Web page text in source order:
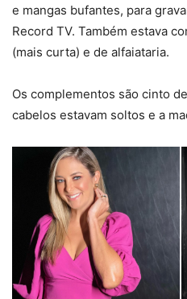
e mangas bufantes, para
Record TV. Também estava
(mais curta) e de alfaiataria.
Os complementos são cinto
cabelos estavam soltos e a